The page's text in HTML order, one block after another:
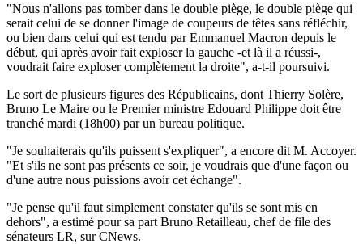
"Nous n'allons pas tomber dans le double piège, le double piège qui
serait celui de se donner l'image de coupeurs de têtes sans réfléchir,
ou bien dans celui qui est tendu par Emmanuel Macron depuis le
début, qui après avoir fait exploser la gauche -et là il a réussi-,
voudrait faire exploser complètement la droite", a-t-il poursuivi.
Le sort de plusieurs figures des Républicains, dont Thierry Solère,
Bruno Le Maire ou le Premier ministre Edouard Philippe doit être
tranché mardi (18h00) par un bureau politique.
"Je souhaiterais qu'ils puissent s'expliquer", a encore dit M. Accoyer.
"Et s'ils ne sont pas présents ce soir, je voudrais que d'une façon ou
d'une autre nous puissions avoir cet échange".
"Je pense qu'il faut simplement constater qu'ils se sont mis en
dehors", a estimé pour sa part Bruno Retailleau, chef de file des
sénateurs LR, sur CNews.